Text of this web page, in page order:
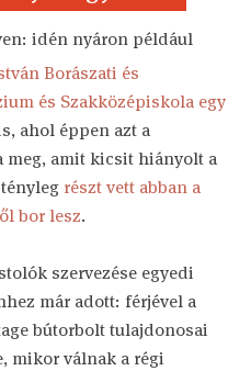
idén nyáron például
Borászati és
és Szakközépiskola egy
ahol éppen azt a
meg, amit kicsit hiányolt a
részt vett abban a
bor lesz.
szervezése egyedi
már adott: férjével a
bútorbolt tulajdonosai
mikor válnak a régi